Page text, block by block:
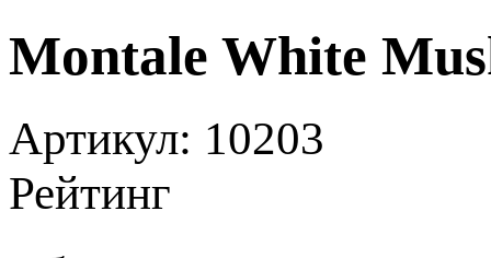
Montale White
Артикул: 10203
Рейтинг